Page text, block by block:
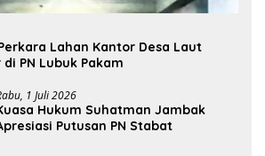
Lahan Kantor Desa Laut
PN Lubuk Pakam
1 Juli 2026
Hukum Suhatman Jambak
Putusan PN Stabat